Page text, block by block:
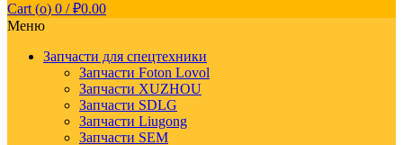
Cart (o) 0 / ₽0.00
Меню
Запчасти для спецтехники
Запчасти Foton Lovol
Запчасти XUZHOU
Запчасти SDLG
Запчасти Liugong
Запчасти SEM